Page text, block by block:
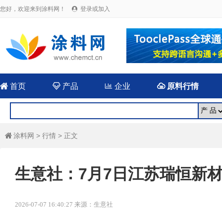
您好，欢迎来到涂料网！  登录或加入
 首页 产品  企业 原料行情
 涂料网 > 行情 > 正文
生意社：7月7日江苏瑞恒新
2026-07-07 16:40:27 来源：生意社